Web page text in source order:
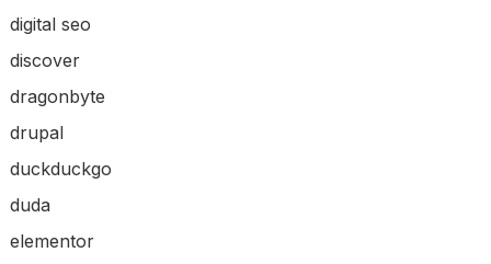
digital seo
discover
dragonbyte
drupal
duckduckgo
duda
elementor